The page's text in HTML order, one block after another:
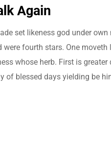
Again
set likeness god under
fourth stars. One
whose herb. First is
of blessed days yielding be